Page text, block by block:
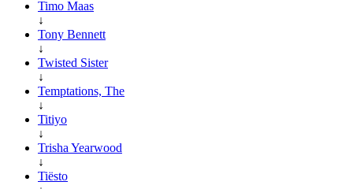
Timo Maas
↓
Tony Bennett
↓
Twisted Sister
↓
Temptations, The
↓
Titiyo
↓
Trisha Yearwood
↓
Tiësto